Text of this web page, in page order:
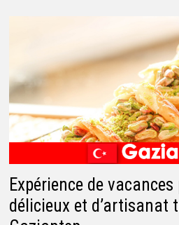
Expérience de
délicieux et d’artisanat